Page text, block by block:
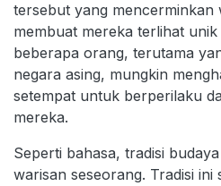
tersebut yang mencerminkan
membuat mereka terlihat
beberapa orang, terutama
negara asing, mungkin
setempat untuk berperilaku
mereka.
Seperti bahasa, tradisi
warisan seseorang. Tradisi ini